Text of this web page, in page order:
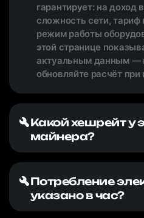
гарантирует: на доход
сложность сети, тариф
режим работы
этой странице
актуальным данным —
обновляйте расчёт
Какой хешрейт у
майнера?
Потребление
указано в час?